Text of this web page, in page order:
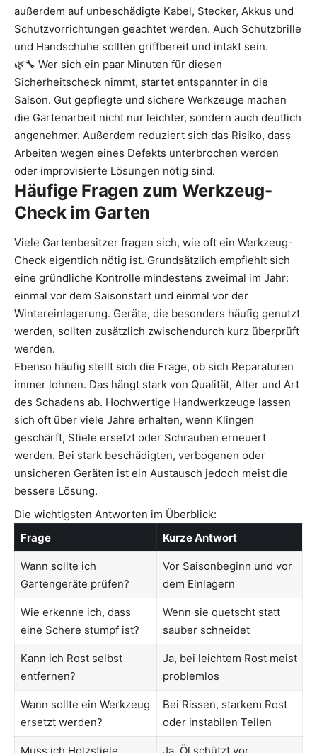
außerdem auf unbeschädigte Kabel, Stecker, Akkus und
Schutzvorrichtungen geachtet werden. Auch Schutzbrille
und Handschuhe sollten griffbereit und intakt sein.
🌿🔧 Wer sich ein paar Minuten für diesen
Sicherheitscheck nimmt, startet entspannter in die
Saison. Gut gepflegte und sichere Werkzeuge machen
die Gartenarbeit nicht nur leichter, sondern auch deutlich
angenehmer. Außerdem reduziert sich das Risiko, dass
Arbeiten wegen eines Defekts unterbrochen werden
oder improvisierte Lösungen nötig sind.
Häufige Fragen zum Werkzeug-
Check im Garten
Viele Gartenbesitzer fragen sich, wie oft ein Werkzeug-
Check eigentlich nötig ist. Grundsätzlich empfiehlt sich
eine gründliche Kontrolle mindestens zweimal im Jahr:
einmal vor dem Saisonstart und einmal vor der
Wintereinlagerung. Geräte, die besonders häufig genutzt
werden, sollten zusätzlich zwischendurch kurz überprüft
werden.
Ebenso häufig stellt sich die Frage, ob sich Reparaturen
immer lohnen. Das hängt stark von Qualität, Alter und Art
des Schadens ab. Hochwertige Handwerkzeuge lassen
sich oft über viele Jahre erhalten, wenn Klingen
geschärft, Stiele ersetzt oder Schrauben erneuert
werden. Bei stark beschädigten, verbogenen oder
unsicheren Geräten ist ein Austausch jedoch meist die
bessere Lösung.
Die wichtigsten Antworten im Überblick:
Frage
Kurze Antwort
Wann sollte ich
Gartengeräte prüfen?
Vor Saisonbeginn und vor
dem Einlagern
Wie erkenne ich, dass
eine Schere stumpf ist?
Wenn sie quetscht statt
sauber schneidet
Kann ich Rost selbst
entfernen?
Ja, bei leichtem Rost meist
problemlos
Wann sollte ein Werkzeug
ersetzt werden?
Bei Rissen, starkem Rost
oder instabilen Teilen